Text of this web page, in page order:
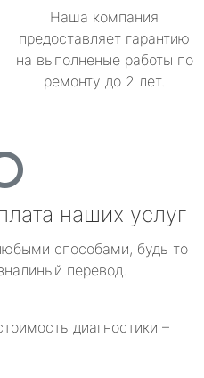
Наша компания
предоставляет гарантию
на выполненые работы по
ремонту до 2 лет.
наших услуг
способами, будь то
перевод.
диагностики –